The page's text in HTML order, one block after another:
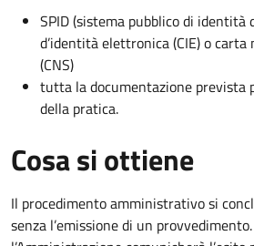
SPID (sistema pubblico di identità
d’identità elettronica (CIE) o carta
(CNS)
tutta la documentazione prevista
della pratica.
Cosa si ottiene
Il procedimento amministrativo si
senza l’emissione di un